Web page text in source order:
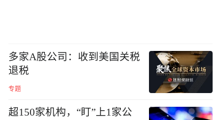
多家A股公司：收到美国关税
退税
专题
超150家机构，“盯”上1家公